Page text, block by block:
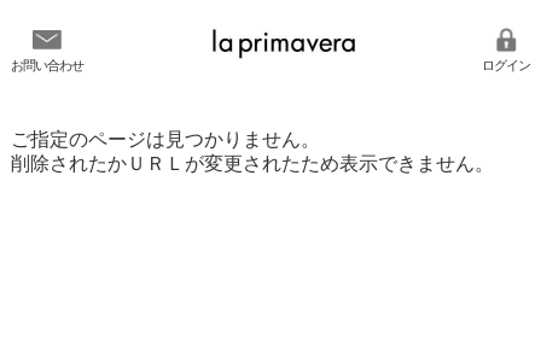
お問い合わせ ログイン
ご指定のページは見つかりません。
削除されたかＵＲＬが変更されたため表示できません。